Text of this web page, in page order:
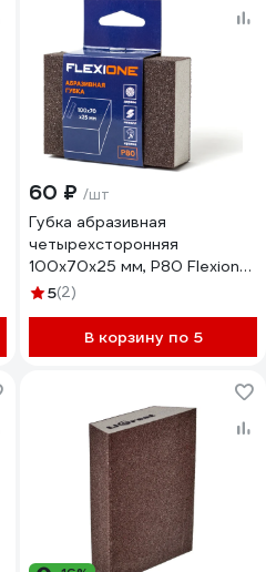
60 ₽ /шт
Губка абразивная
четырехсторонняя
100x70x25 мм, Р80 Flexione
90000344
5(2)
В корзину по 5